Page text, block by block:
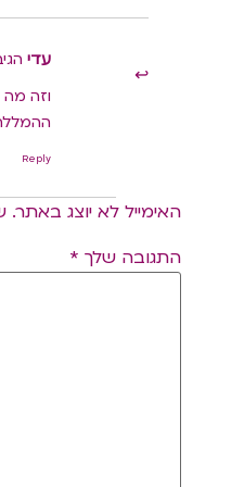
עדי
וזה
Reply
האימייל לא יוצג באתר.
התגובה שלך *